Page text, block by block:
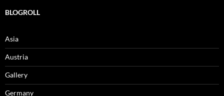
BLOGROLL
Asia
Austria
Gallery
Germany